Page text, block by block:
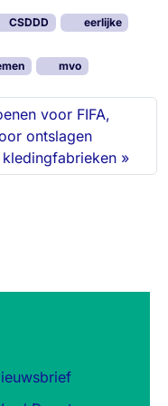
CSDDD
eerlijke
mvo
voor FIFA,
ontslagen